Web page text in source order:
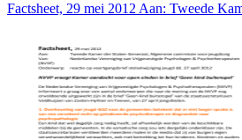
Factsheet, 29 mei 2012 Aan: Tweede